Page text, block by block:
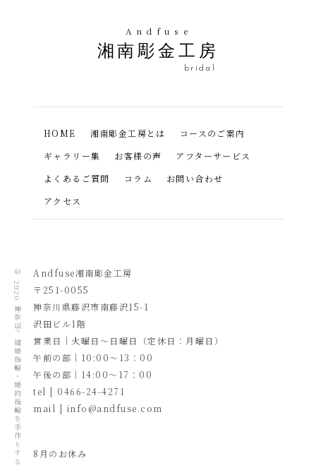
Andfuse
湘南彫金工房
bridal
HOME 湘南彫金工房とは
コースのご案内
ギャラリー集
お客様の声
アフターサービス
よくあるご質問
コラム
お問い合わせ
アクセス
Andfuse湘南彫金工房
〒251-0055
​神奈川県藤沢市南藤沢15-1
沢田ビル1階
営業日｜火曜日～日曜日（定休日：月曜日）
午前の部｜10:00～13：00
午後の部｜14:00～17：00
tel | 0466-24-4271
mail | info@andfuse.com
8月のお休み
© 2020